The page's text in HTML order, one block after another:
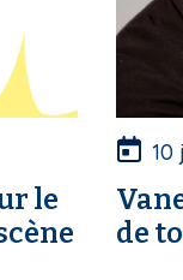
le
10
de